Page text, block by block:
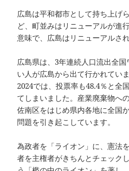
広島は平和都市として持ち上げ
ど、町並みはリニューアルが進
意味で、広島はリニューアルさ
広島県は、3年連続人口流出全
い人が広島から出て行かれてい
2024では、投票率も48.4％と全
てしまいました。産業廃棄物へ
佐南区をはじめ県内各地に全国
問題を引き起こしています。
為政者を「ライオン」に、憲法
者を主権者がきちんとチェック